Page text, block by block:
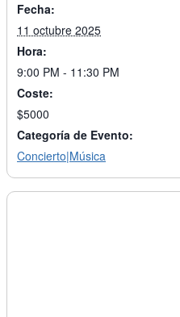
Fecha:
11 octubre 2025
Hora:
9:00 PM - 11:30 PM
Coste:
$5000
Categoría de Evento:
Concierto|Música